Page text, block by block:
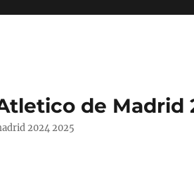
de Madrid
2024 2025